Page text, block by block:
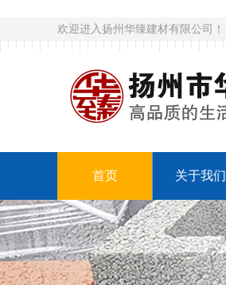
欢迎进入扬州华臻建材有限公司！
首页 关于我们